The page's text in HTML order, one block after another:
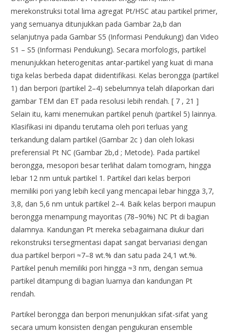
merekonstruksi total lima agregat Pt/HSC atau partikel primer,
yang semuanya ditunjukkan pada Gambar 2a,b dan
selanjutnya pada Gambar S5 (Informasi Pendukung) dan Video
S1 – S5 (Informasi Pendukung). Secara morfologis, partikel
menunjukkan heterogenitas antar-partikel yang kuat di mana
tiga kelas berbeda dapat diidentifikasi. Kelas berongga (partikel
1) dan berpori (partikel 2–4) sebelumnya telah dilaporkan dari
gambar TEM dan ET pada resolusi lebih rendah. [ 7 , 21 ]
Selain itu, kami menemukan partikel penuh (partikel 5) lainnya.
Klasifikasi ini dipandu terutama oleh pori terluas yang
terkandung dalam partikel (Gambar 2c ) dan oleh lokasi
preferensial Pt NC (Gambar 2b,d ; Metode). Pada partikel
berongga, mesopori besar terlihat dalam tomogram, hingga
lebar 12 nm untuk partikel 1. Partikel dari kelas berpori
memiliki pori yang lebih kecil yang mencapai lebar hingga 3,7,
3,8, dan 5,6 nm untuk partikel 2–4. Baik kelas berpori maupun
berongga menampung mayoritas (78–90%) NC Pt di bagian
dalamnya. Kandungan Pt mereka sebagaimana diukur dari
rekonstruksi tersegmentasi dapat sangat bervariasi dengan
dua partikel berpori ≈7–8 wt.% dan satu pada 24,1 wt.%.
Partikel penuh memiliki pori hingga ≈3 nm, dengan semua
partikel ditampung di bagian luarnya dan kandungan Pt
rendah.
Partikel berongga dan berpori menunjukkan sifat-sifat yang
secara umum konsisten dengan pengukuran ensemble